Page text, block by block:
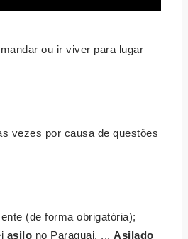
ou ir viver para lugar
vezes por causa de questões
(de forma obrigatória);
asilo no Paraguai. ... Asilado